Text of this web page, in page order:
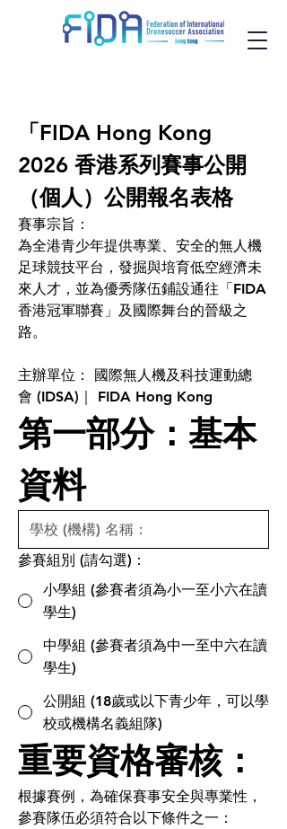
「FIDA Hong Kong
2026 香港系列賽事公開
（個人）公開報名表格
賽事宗旨：
為全港青少年提供專業、安全的無人機
足球競技平台，發掘與培育低空經濟未
來人才，並為優秀隊伍鋪設通往「FIDA
香港冠軍聯賽」及國際舞台的晉級之
路。
主辦單位： 國際無人機及科技運動總
會 (IDSA)｜ FIDA Hong Kong
第一部分：基本
資料
參賽組別 (請勾選)：
小學組 (參賽者須為小一至小六在讀
學生)
中學組 (參賽者須為中一至中六在讀
學生)
公開組 (18歲或以下青少年，可以學
校或機構名義組隊)
重要資格審核：
根據賽例，為確保賽事安全與專業性，
參賽隊伍必須符合以下條件之一：